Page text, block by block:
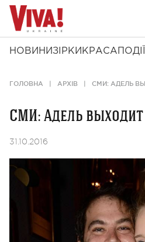
НОВИНИ ЗІРКИ КРАСА ПОДІЇ
ГОЛОВНА АРХІВ СМИ: АДЕЛЬ
СМИ: Адель
31.10.2016